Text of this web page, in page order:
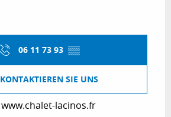
06 11 73 93 ▒▒
KONTAKTIEREN SIE UNS
www.chalet-lacinos.fr